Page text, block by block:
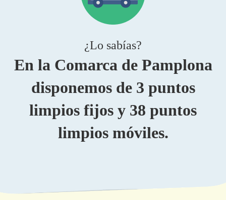
¿Lo sabías?
En la Comarca de Pamplona
disponemos de 3 puntos
limpios fijos y 38 puntos
limpios móviles.